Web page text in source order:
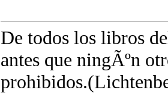
De todos los libros
antes que ningÃºn